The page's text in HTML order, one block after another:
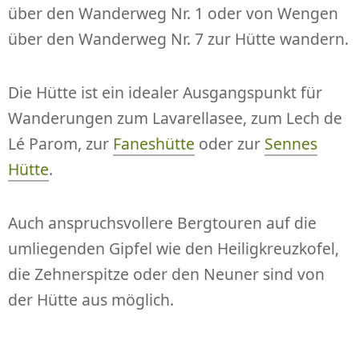
über den Wanderweg Nr. 1 oder von Wengen
über den Wanderweg Nr. 7 zur Hütte wandern.
Die Hütte ist ein idealer Ausgangspunkt für
Wanderungen zum Lavarellasee, zum Lech de
Lé Parom, zur Faneshütte oder zur Sennes
Hütte.
Auch anspruchsvollere Bergtouren auf die
umliegenden Gipfel wie den Heiligkreuzkofel,
die Zehnerspitze oder den Neuner sind von
der Hütte aus möglich.